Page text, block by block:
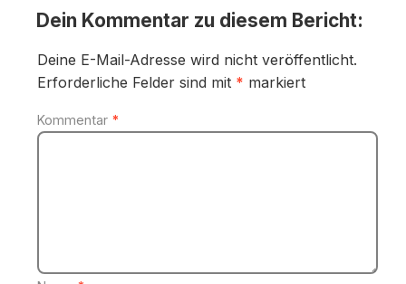
Dein Kommentar zu diesem Bericht:
Deine E-Mail-Adresse wird nicht veröffentlicht.
Erforderliche Felder sind mit * markiert
Kommentar *